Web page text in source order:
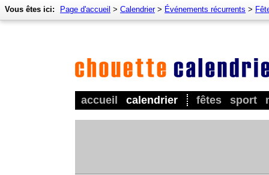
accueil calendrier fêtes sport
Vous êtes ici: Page d'accueil > Calendrier> Événements récurrents >